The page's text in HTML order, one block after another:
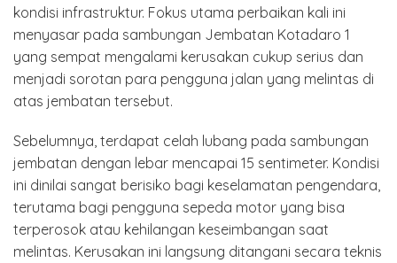
kondisi infrastruktur. Fokus utama perbaikan kali ini
menyasar pada sambungan Jembatan Kotadaro 1
yang sempat mengalami kerusakan cukup serius dan
menjadi sorotan para pengguna jalan yang melintas di
atas jembatan tersebut.
Sebelumnya, terdapat celah lubang pada sambungan
jembatan dengan lebar mencapai 15 sentimeter. Kondisi
ini dinilai sangat berisiko bagi keselamatan pengendara,
terutama bagi pengguna sepeda motor yang bisa
terperosok atau kehilangan keseimbangan saat
melintas. Kerusakan ini langsung ditangani secara teknis